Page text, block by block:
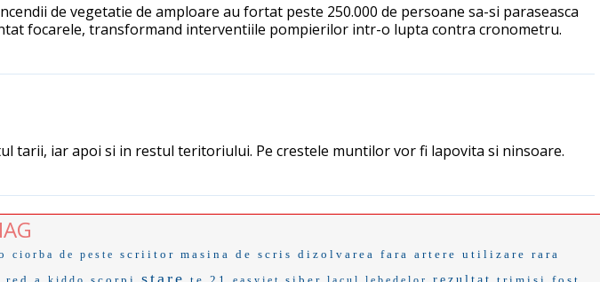
de vegetatie de amploare au fortat peste 250.000 de persoane sa-si paraseasca
focarele, transformand interventiile pompierilor intr-o lupta contra cronometru.
tarii, iar apoi si in restul teritoriului. Pe crestele muntilor vor fi lapovita si ninsoare.
ciorba de peste scriitor masina de scris dizolvarea fara artere utilizare rara